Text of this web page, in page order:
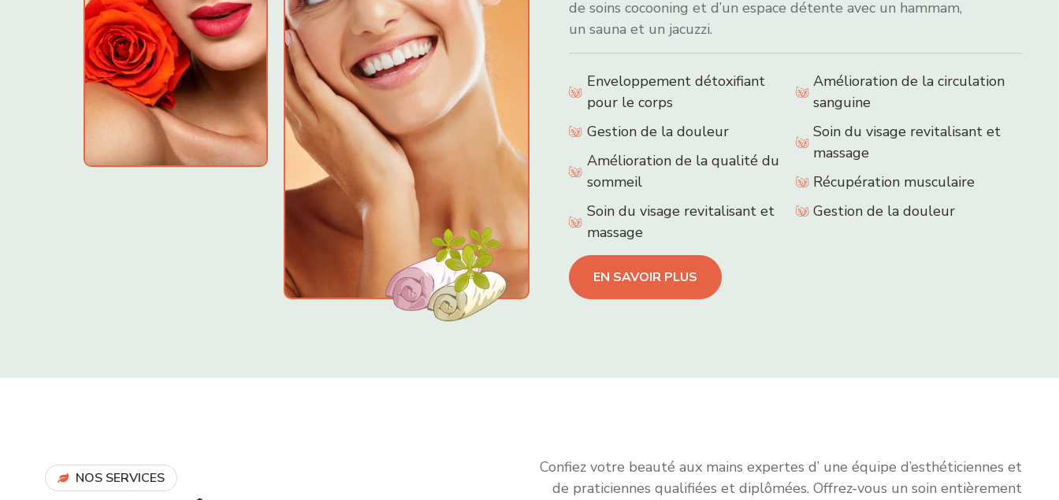
de soins cocooning et d’un espace détente avec un hammam,
un sauna et un jacuzzi.
Enveloppement détoxifiant
pour le corps
Gestion de la douleur
Amélioration de la qualité du
sommeil
Soin du visage revitalisant et
massage
Amélioration de la circulation
sanguine
Soin du visage revitalisant et
massage
Récupération musculaire
Gestion de la douleur
EN SAVOIR PLUS
NOS SERVICES
Confiez votre beauté aux mains expertes d’ une équipe d’esthéticiennes et
de praticiennes qualifiées et diplômées. Offrez-vous un soin entièrement